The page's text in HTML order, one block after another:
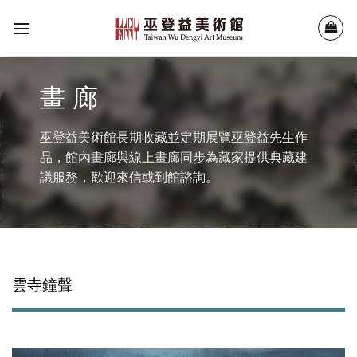
畫 廊
巫登益美術館長期收藏並定期展覽巫登益先生作
品，館內畫廊與線上畫廊同步為藏家提供典藏建
議服務，歡迎來信或到館諮詢。
雲寺鐘聲